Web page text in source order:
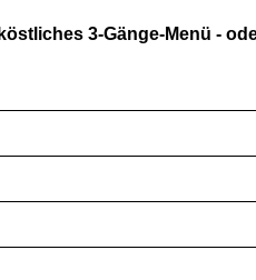
3-Gänge-Menü -